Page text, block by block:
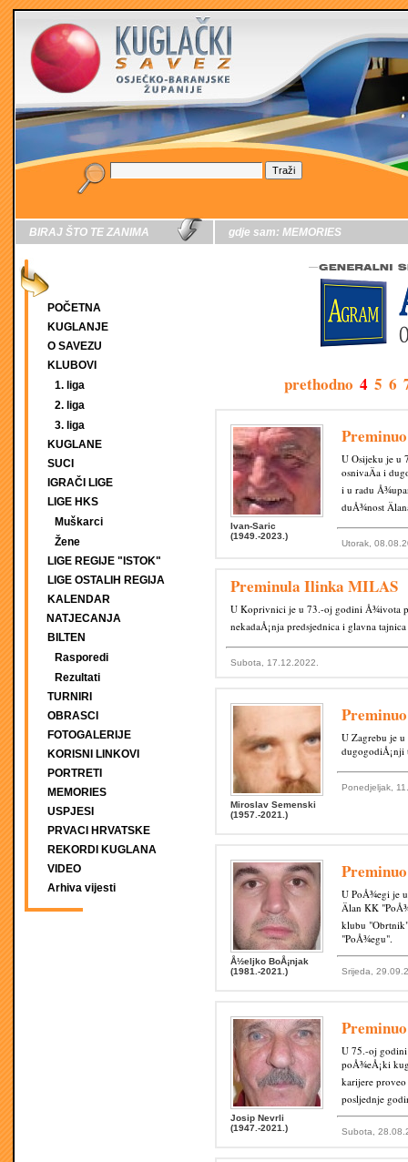
BIRAJ ŠTO TE ZANIMA
POČETNA
KUGLANJE
O SAVEZU
KLUBOVI
1. liga
2. liga
3. liga
KUGLANE
SUCI
IGRAČI LIGE
LIGE HKS
Muškarci
Žene
LIGE REGIJE "ISTOK"
LIGE OSTALIH REGIJA
KALENDAR
NATJECANJA
BILTEN
Rasporedi
Rezultati
TURNIRI
OBRASCI
FOTOGALERIJE
KORISNI LINKOVI
PORTRETI
MEMORIES
USPJESI
PRVACI HRVATSKE
REKORDI KUGLANA
VIDEO
Arhiva vijesti
gdje sam: MEMORIES
prethodno 4 5 6
Ivan-Saric
(1949.-2023.)
U Osijeku je u
osnivaÄa i
i u radu
duÅ¾nost
Utorak,
Preminula Ilinka MILAS
U Koprivnici je u 73.-oj godini Å¾ivota
nekadaÅ¡nja predsjednica i glavna
Subota, 17.12.2022.
Miroslav Semenski
(1957.-2021.)
U Zagrebu je
dugogodiÅ¡nji
Ponedjeljak,
Å½eljko BoÅ¡njak
(1981.-2021.)
U PoÅ¾egi je
Älan KK
klubu
"PoÅ¾egu".
Srijeda,
Josip Nevrli
(1947.-2021.)
U 75.-oj
poÅ¾eÅ¡ki
karijere
posljednje
Subota,